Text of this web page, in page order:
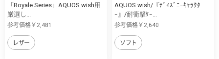
「Royale Series」AQUOS wish用
厳選し...
参考価格￥2,481
レザー
AQUOS wish/『ﾃﾞｨｽﾞﾆｰｷｬﾗｸﾀ
ｰ』/耐衝撃ｹｰ...
参考価格￥2,640
ソフト